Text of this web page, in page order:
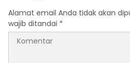
Alamat email Anda tidak akan
wajib ditandai *